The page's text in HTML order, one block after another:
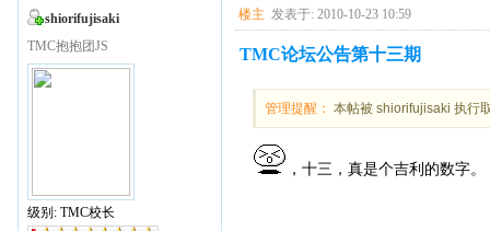
shiorifujisaki
TMC抱抱团JS
级别: TMC校长
楼主 发表于: 2010-10-23 10:59
TMC论坛公告第十三期
管理提醒： 本帖被 shiorifujisaki 执行
，十三，真是个吉利的数字。